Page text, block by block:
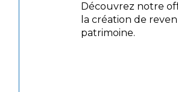
Découvrez notre
la création de
patrimoine.